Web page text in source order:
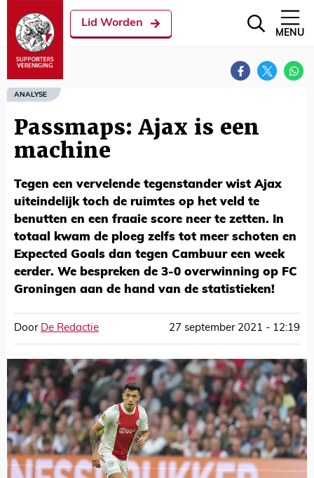
Lid Worden
MENU
ANALYSE
Passmaps: Ajax is een
machine
Tegen een vervelende tegenstander wist Ajax
uiteindelijk toch de ruimtes op het veld te
benutten en een fraaie score neer te zetten. In
totaal kwam de ploeg zelfs tot meer schoten en
Expected Goals dan tegen Cambuur een week
eerder. We bespreken de 3-0 overwinning op FC
Groningen aan de hand van de statistieken!
Door De Redactie 27 september 2021 - 12:19